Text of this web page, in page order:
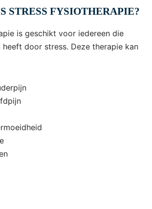
STRESS FYSIOTHERAPIE?
is geschikt voor iedereen die
door stress. Deze therapie kan